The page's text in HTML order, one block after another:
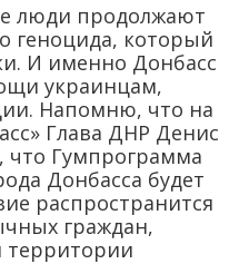
люди продолжают
геноцида, который
И именно Донбасс
украинцам,
Напомню, что на
Глава ДНР Денис
что Гумпрограмма
Донбасса будет
распространится
граждан,